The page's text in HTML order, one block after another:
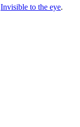
Invisible to the eye.